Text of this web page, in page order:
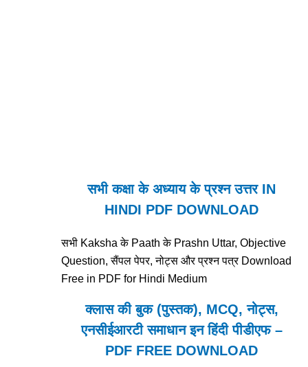
सभी कक्षा के अध्याय के प्रश्न उत्तर IN
HINDI PDF DOWNLOAD
सभी Kaksha के Paath के Prashn Uttar, Objective
Question, सैंपल पेपर, नोट्स और प्रश्न पत्र Download
Free in PDF for Hindi Medium
क्लास की बुक (पुस्तक), MCQ, नोट्स,
एनसीईआरटी समाधान इन हिंदी पीडीएफ –
PDF FREE DOWNLOAD